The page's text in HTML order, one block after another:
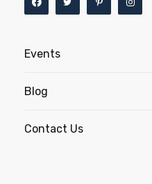
Events
Blog
Contact Us